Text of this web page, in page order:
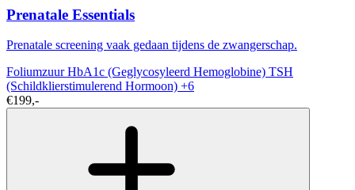
Prenatale Essentials
Prenatale screening vaak gedaan tijdens de zwangerschap.
FoliumzuurHbA1c (Geglycosyleerd Hemoglobine) TSH
(Schildklierstimulerend Hormoon) +6
€199,-